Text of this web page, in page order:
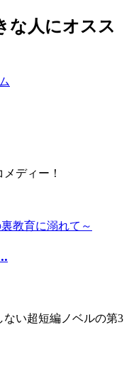
な人にオスス
ディー！
い超短編ノベルの第3